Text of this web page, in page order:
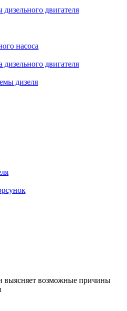
двигателя
насоса
двигателя
дизеля
выясняет возможные причины